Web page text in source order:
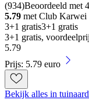
(934)Beoordeeld met
5.79 met Club Karwei
3+1 gratis3+1 gratis
3+1 gratis,
5.79
Prijs: 5.79 euro
Bekijk alles in